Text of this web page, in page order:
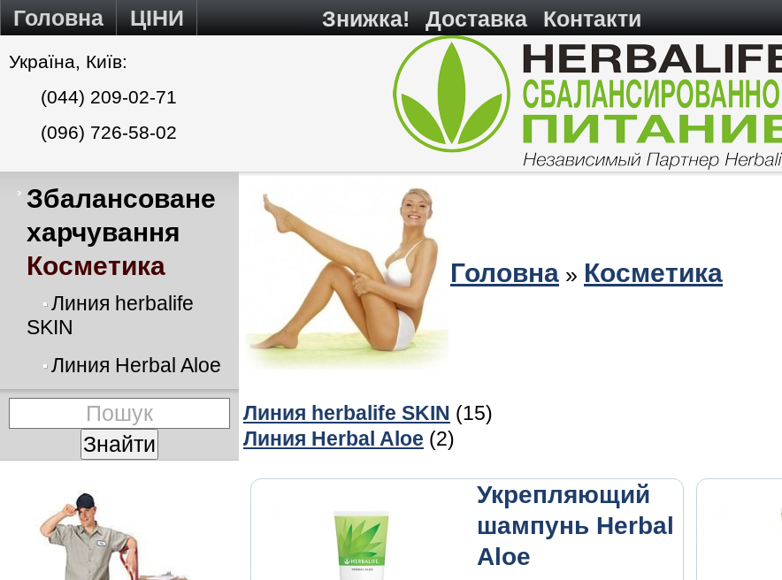
Головна ЦІНИ Знижка! Доставка Контакти
Україна, Київ:
(044) 209-02-71
(096) 726-58-02
Збалансоване
харчування
Косметика
Линия herbalife
SKIN
Линия Herbal Aloe
Головна » Косметика
Линия herbalife SKIN (15)
Линия Herbal Aloe (2)
Укрепляющий
шампунь Herbal
Aloe